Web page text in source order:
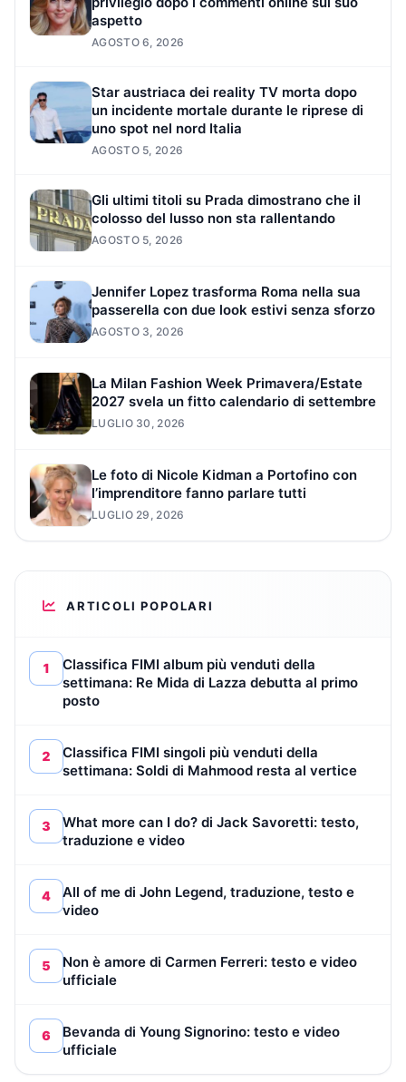
aspetto
AGOSTO 6, 2026
Star austriaca dei reality TV morta dopo
un incidente mortale durante le riprese di
uno spot nel nord Italia
AGOSTO 5, 2026
Gli ultimi titoli su Prada dimostrano che il
colosso del lusso non sta rallentando
AGOSTO 5, 2026
Jennifer Lopez trasforma Roma nella sua
passerella con due look estivi senza sforzo
AGOSTO 3, 2026
La Milan Fashion Week Primavera/Estate
2027 svela un fitto calendario di settembre
LUGLIO 30, 2026
Le foto di Nicole Kidman a Portofino con
l’imprenditore fanno parlare tutti
LUGLIO 29, 2026
ARTICOLI POPOLARI
1
Classifica FIMI album più venduti della
settimana: Re Mida di Lazza debutta al primo
posto
2
Classifica FIMI singoli più venduti della
settimana: Soldi di Mahmood resta al vertice
3
What more can I do? di Jack Savoretti: testo,
traduzione e video
4
All of me di John Legend, traduzione, testo e
video
5
Non è amore di Carmen Ferreri: testo e video
ufficiale
6
Bevanda di Young Signorino: testo e video
ufficiale